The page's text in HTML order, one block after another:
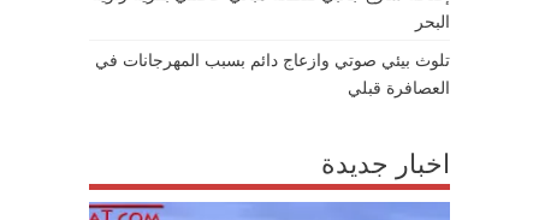
البحر
تلوث بيئي صوتي وازعاج دائم بسبب المهرجانات في
العصافرة قبلي
اخبار جديدة